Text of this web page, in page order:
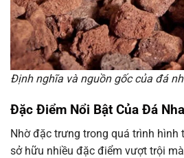
Định nghĩa và nguồn gốc của đá
Đặc Điểm Nổi Bật Của Đá
Nhờ đặc trưng trong quá trình hình
sở hữu nhiều đặc điểm vượt trội